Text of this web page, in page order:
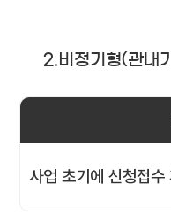
2.비정기형(관내
사업 초기에 신청접수